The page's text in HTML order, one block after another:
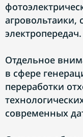
агровольтаики,
электропередач.
Отдельное
в сфере
переработки
современных